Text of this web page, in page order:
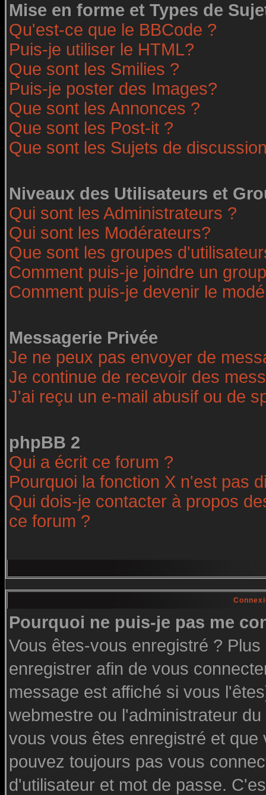
Mise en forme et Types de
Qu'est-ce que le BBCode ?
Puis-je utiliser le HTML?
Que sont les Smilies ?
Puis-je poster des Images?
Que sont les Annonces ?
Que sont les Post-it ?
Que sont les Sujets de
Niveaux des Utilisateurs et
Qui sont les Administrateurs ?
Qui sont les Modérateurs?
Que sont les groupes
Comment puis-je joindre un
Comment puis-je devenir le
Messagerie Privée
Je ne peux pas envoyer de
Je continue de recevoir des
J'ai reçu un e-mail abusif ou de
phpBB 2
Qui a écrit ce forum ?
Pourquoi la fonction X n'est pas
Qui dois-je contacter à propos
ce forum ?
Pourquoi ne puis-je pas me
Vous êtes-vous enregistré ?
enregistrer afin de vous
message est affiché si vous
webmestre ou l'administrateur
vous vous êtes enregistré et
pouvez toujours pas vous
d'utilisateur et mot de passe.